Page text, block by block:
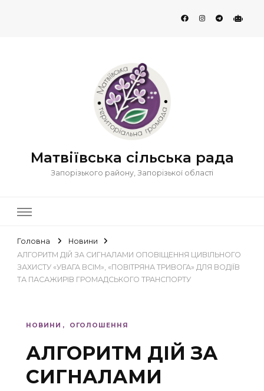
Матвіївська сільська рада
Запорізького району, Запорізької області
Головна
Новини
АЛГОРИТМ ДІЙ ЗА СИГНАЛАМИ ОПОВІЩЕННЯ ЦИВІЛЬНОГО
ЗАХИСТУ «УВАГА ВСІМ», «ПОВІТРЯНА ТРИВОГА» ДЛЯ ВОДІЇВ
ТА ПАСАЖИРІВ ГРОМАДСЬКОГО ТРАНСПОРТУ
НОВИНИ ОГОЛОШЕННЯ
АЛГОРИТМ ДІЙ ЗА
СИГНАЛАМИ